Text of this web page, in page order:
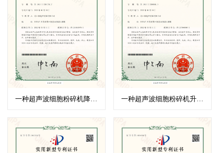
一种超声波细胞粉碎机降音门 一种超声波细胞粉碎机升降工作平台